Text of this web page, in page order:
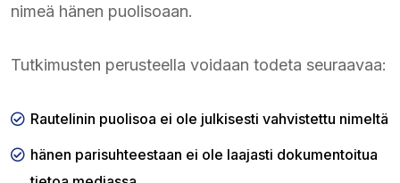
nimeä hänen puolisoaan.
Tutkimusten perusteella voidaan todeta seuraavaa:
Rautelinin puolisoa ei ole julkisesti vahvistettu nimeltä
hänen parisuhteestaan ei ole laajasti dokumentoitua